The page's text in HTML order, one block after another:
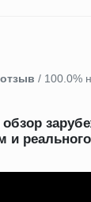
/ 100.0%
обзор
и